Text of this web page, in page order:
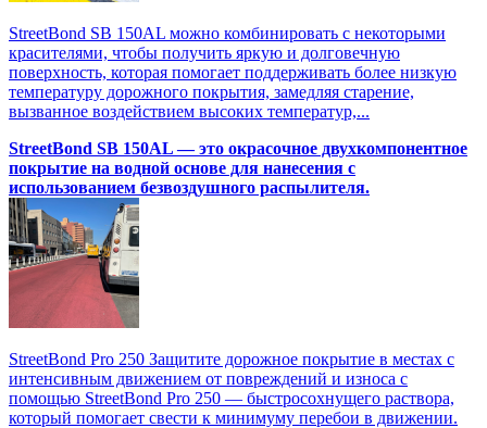
StreetBond SB 150AL можно комбинировать с некоторыми
красителями, чтобы получить яркую и долговечную
поверхность, которая помогает поддерживать более низкую
температуру дорожного покрытия, замедляя старение,
вызванное воздействием высоких температур,...
StreetBond SB 150AL — это окрасочное двухкомпонентное
покрытие на водной основе для нанесения с
использованием безвоздушного распылителя.
StreetBond Pro 250 Защитите дорожное покрытие в местах с
интенсивным движением от повреждений и износа с
помощью StreetBond Pro 250 — быстросохнущего раствора,
который помогает свести к минимуму перебои в движении.